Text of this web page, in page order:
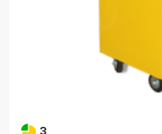
3